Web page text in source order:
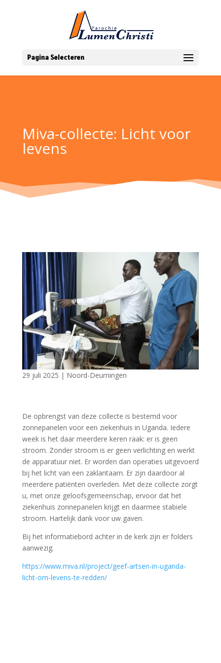
Pagina Selecteren
Miva-collecte: Licht voor
levens
29 juli 2025 | Noord-Deurningen
De opbrengst van deze collecte is bestemd voor
zonnepanelen voor een ziekenhuis in Uganda. Iedere
week is het daar meerdere keren raak: er is geen
stroom. Zonder stroom is er geen verlichting en werkt
de apparatuur niet. Er worden dan operaties uitgevoerd
bij het licht van een zaklantaarn. Er zijn daardoor al
meerdere patiënten overleden. Met deze collecte zorgt
u, met onze geloofsgemeenschap, ervoor dat het
ziekenhuis zonnepanelen krijgt en daarmee stabiele
stroom. Hartelijk dank voor uw gaven.
Bij het informatiebord achter in de kerk zijn er folders
aanwezig.
https://www.miva.nl/project/geef-artsen-in-uganda-
licht-om-levens-te-redden/